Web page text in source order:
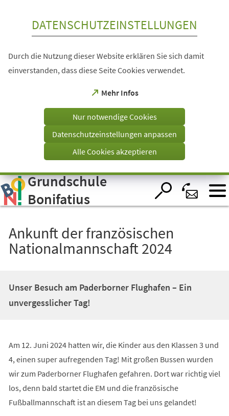
Visuelle
Assistenzsoftware
öffnen.
DATENSCHUTZEINSTELLUNGEN
Durch die Nutzung dieser Website erklären Sie sich damit
einverstanden, dass diese Seite Cookies verwendet.
Mehr Infos
(Öffnet
einem
Tab)
Nur notwendige Cookies
Datenschutzeinstellungen anpassen
Alle Cookies akzeptieren
Grundschule
Bonifatius
Ankunft der französischen
Nationalmannschaft 2024
Unser Besuch am Paderborner Flughafen – Ein
unvergesslicher Tag!
Am 12. Juni 2024 hatten wir, die Kinder aus den Klassen 3 und
4, einen super aufregenden Tag! Mit großen Bussen wurden
wir zum Paderborner Flughafen gefahren. Dort war richtig viel
los, denn bald startet die EM und die französische
Fußballmannschaft ist an diesem Tag bei uns gelandet!